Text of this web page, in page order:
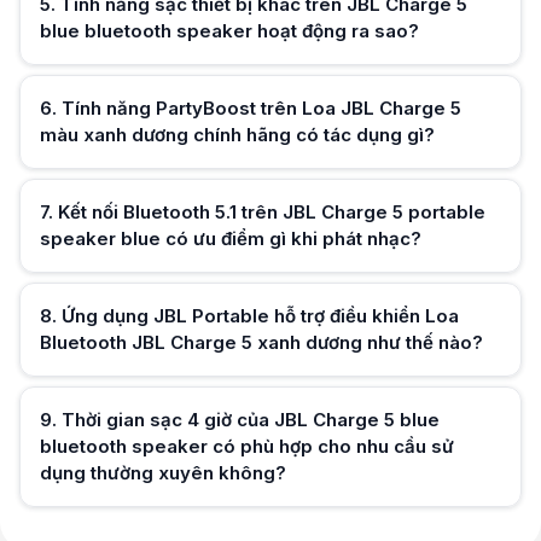
Hữu ích (0)
Hữu ích ( 0)
blue bluetooth speaker hoạt động ra sao?
Hữu ích (0 )
6. Tính năng PartyBoost trên Loa JBL Charge 5
màu xanh dương chính hãng có tác dụng gì?
Hữu ích ( 0)
7. Kết nối Bluetooth 5.1 trên JBL Charge 5 portable
speaker blue có ưu điểm gì khi phát nhạc?
Hữu ích ( 0)
8. Ứng dụng JBL Portable hỗ trợ điều khiển Loa
Bluetooth JBL Charge 5 xanh dương như thế nào?
9. Thời gian sạc 4 giờ của JBL Charge 5 blue
bluetooth speaker có phù hợp cho nhu cầu sử
dụng thường xuyên không?